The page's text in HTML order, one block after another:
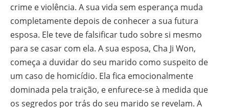
crime e violência. A sua vida sem esperança muda
completamente depois de conhecer a sua futura
esposa. Ele teve de falsificar tudo sobre si mesmo
para se casar com ela. A sua esposa, Cha Ji Won,
começa a duvidar do seu marido como suspeito de
um caso de homicídio. Ela fica emocionalmente
dominada pela traição, e enfurece-se à medida que
os segredos por trás do seu marido se revelam. A